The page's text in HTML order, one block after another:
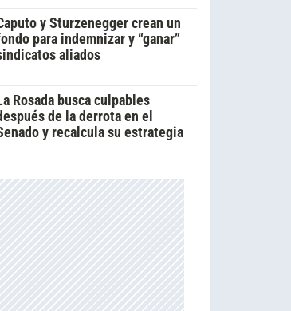
y Sturzenegger crean un
para indemnizar y “ganar”
aliados
Rosada busca culpables
de la derrota en el
y recalcula su estrategia